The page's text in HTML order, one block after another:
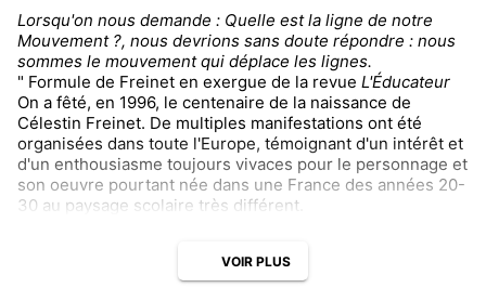
Lorsqu'on nous demande : Quelle est la ligne de notre
Mouvement ?, nous devrions sans doute répondre : nous
sommes le mouvement qui déplace les lignes.
" Formule de Freinet en exergue de la revue L'Éducateur
On a fêté, en 1996, le centenaire de la naissance de
Célestin Freinet. De multiples manifestations ont été
organisées dans toute l'Europe, témoignant d'un intérêt et
d'un enthousiasme toujours vivaces pour le personnage et
son oeuvre pourtant née dans une France des années 20-
30 au paysage scolaire très différent.
VOIR PLUS